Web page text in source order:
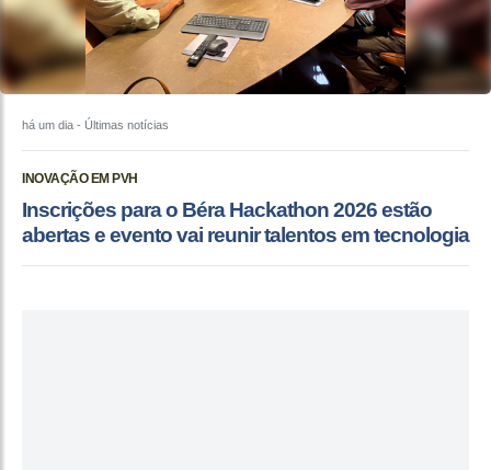
há um dia - Últimas notícias
INOVAÇÃO EM PVH
Inscrições para o Béra Hackathon 2026 estão
abertas e evento vai reunir talentos em tecnologia